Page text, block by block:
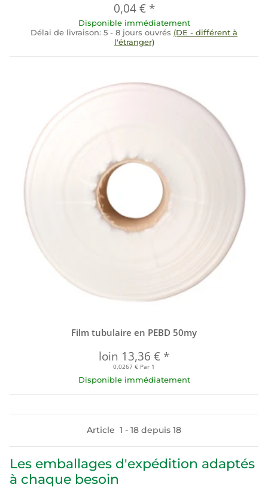
0,04 € *
Disponible immédiatement
Délai de livraison: 5 - 8 jours ouvrés (DE - différent à
l'étranger)
Film tubulaire en PEBD 50my
loin 13,36 € *
0,0267 € Par 1
Disponible immédiatement
Article 1 - 18 depuis 18
Les emballages d'expédition adaptés
à chaque besoin